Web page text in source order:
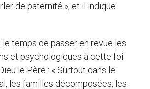
de paternité », et il indique
le temps de passer en revue les
et psychologiques à cette foi
le Père : « Surtout dans le
les familles décomposées, les